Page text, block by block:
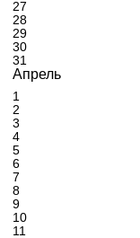
27
28
29
30
31
Апрель
1
2
3
4
5
6
7
8
9
10
11